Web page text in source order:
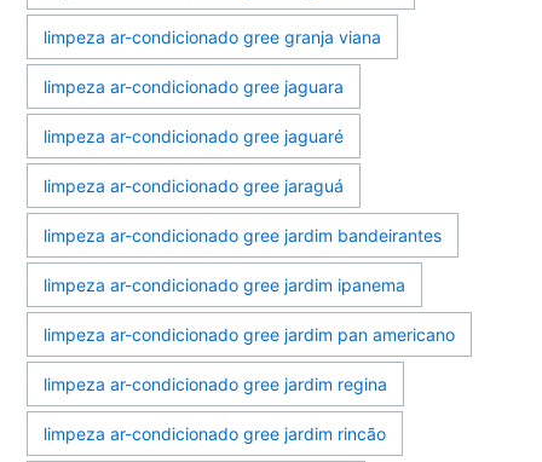
limpeza ar-condicionado gree granja viana
limpeza ar-condicionado gree jaguara
limpeza ar-condicionado gree jaguaré
limpeza ar-condicionado gree jaraguá
limpeza ar-condicionado gree jardim bandeirantes
limpeza ar-condicionado gree jardim ipanema
limpeza ar-condicionado gree jardim pan americano
limpeza ar-condicionado gree jardim regina
limpeza ar-condicionado gree jardim rincão